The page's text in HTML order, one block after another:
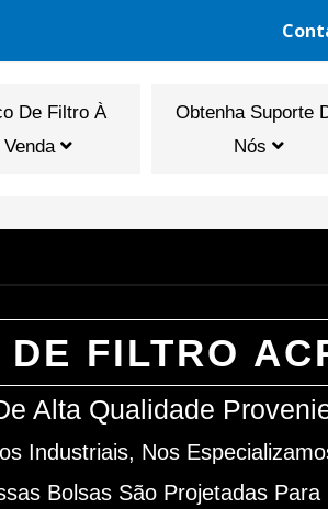
De Filtro À
Venda
Obtenha Suporte
Nós
DE FILTRO
Alta Qualidade
Industriais, Nos
Bolsas São Projetadas